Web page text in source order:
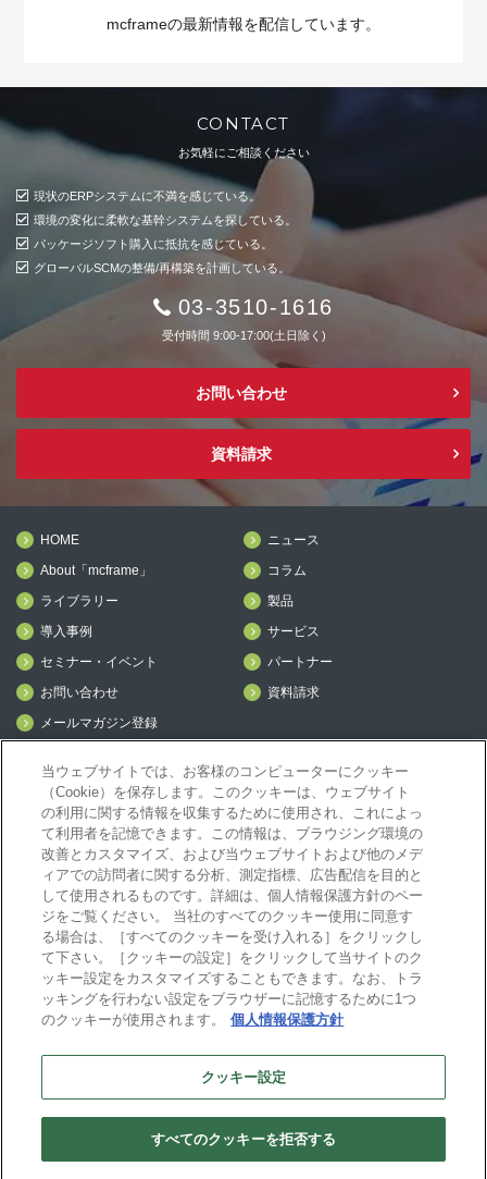
mcframeの最新情報を配信しています。
CONTACT
お気軽にご相談ください
現状のERPシステムに不満を感じている。
環境の変化に柔軟な基幹システムを探している。
パッケージソフト購入に抵抗を感じている。
グローバルSCMの整備/再構築を計画している。
03-3510-1616
受付時間 9:00-17:00(土日除く)
お問い合わせ
資料請求
HOME
ニュース
About「mcframe」
コラム
ライブラリー
製品
導入事例
サービス
セミナー・イベント
パートナー
お問い合わせ
資料請求
メールマガジン登録
mcframeナビ（ユーザ登録者）
mcframeユーザ会サイト（MCUG会員専用）
ID発行をご希望の方はこちら
パートナー専用サイト
mcframe GAパートナー専用サイト
MIJS
B-EN-Gについて
ビジネスエンジニアリング株式会社
当ウェブサイトでは、お客様のコンピューターにクッキー
（Cookie）を保存します。このクッキーは、ウェブサイト
の利用に関する情報を収集するために使用され、これによっ
て利用者を記憶できます。この情報は、ブラウジング環境の
改善とカスタマイズ、および当ウェブサイトおよび他のメデ
ィアでの訪問者に関する分析、測定指標、広告配信を目的と
して使用されるものです。詳細は、個人情報保護方針のペー
ジをご覧ください。 当社のすべてのクッキー使用に同意す
る場合は、［すべてのクッキーを受け入れる］をクリックし
て下さい。［クッキーの設定］をクリックして当サイトのク
ッキー設定をカスタマイズすることもできます。なお、トラ
ッキングを行わない設定をブラウザーに記憶するために1つ
のクッキーが使用されます。
個人情報保護方針
クッキー設定
すべてのクッキーを拒否する